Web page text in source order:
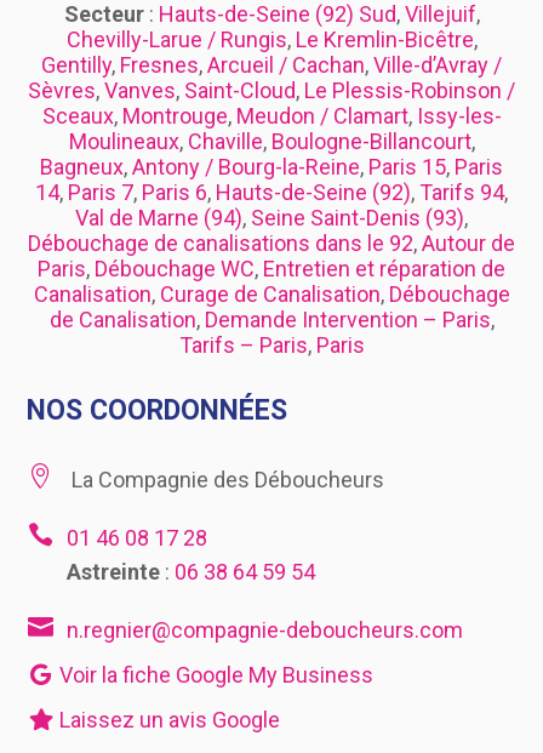
Secteur: Hauts-de-Seine (92) Sud,Villejuif,
Chevilly-Larue / Rungis, Le Kremlin-Bicêtre,
Gentilly, Fresnes,Arcueil / Cachan,Ville-d’Avray /
Sèvres,Vanves, Saint-Cloud, Le Plessis-Robinson /
Sceaux, Montrouge, Meudon / Clamart, Issy-les-
Moulineaux, Chaville, Boulogne-Billancourt,
Bagneux,Antony / Bourg-la-Reine, Paris 15, Paris
14, Paris 7, Paris 6, Hauts-de-Seine (92),Tarifs 94,
Val de Marne (94), Seine Saint-Denis (93),
Débouchage de canalisations dans le 92,Autour de
Paris, Débouchage WC, Entretien et réparation de
Canalisation, Curage de Canalisation, Débouchage
de Canalisation, Demande Intervention – Paris,
Tarifs – Paris, Paris
NOS COORDONNÉES
 La Compagnie des Déboucheurs

01 46 08 17 28
Astreinte: 06 38 64 59 54
 n.regnier@compagnie-deboucheurs.com
Voir la fiche Google My Business
Laissez un avis Google